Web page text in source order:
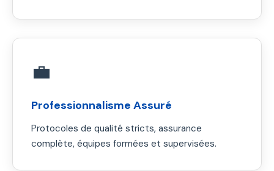
💼
Professionnalisme Assuré
Protocoles de qualité stricts, assurance
complète, équipes formées et supervisées.